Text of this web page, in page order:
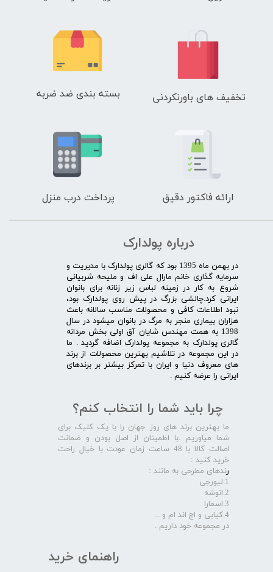
تخفیف های باورنکردنی بسته بندی ضد ضربه
ارائه فاکتور دقیق پرداخت درب منزل
درباره پولدارک
در بهمن ماه 1395 بود که گالری پولدارک با مدیریت و
سرمایه گذاری خانم مارال علی اف و ملیحه شربیانی
شروع به کار در زمینه لباس زیر زنانه برای بانوان
ایرانی کرد.چالشی بزرگ در پیش روی پولدارک بود،
نبود اطلاعات کافی و محصولات مناسب سالانه باعث
هزاران بیماری منجر به مرگ در بانوان میشود در سال
1398 به همت مهندس شایان آق اولی بخش مردانه
گالری پولدارک به مجموعه پولدارک اضافه گردید . ما
در این مجموعه در تلاشیم بهترین محصولات از برند
های معروف دنیا و ایران با تمرکز بیشتر بر برندهای
ایرانی را عرضه کنیم .​​​​​​​
راهنمای خرید
چرا باید شما را انتخاب کنم؟
ما بهترین برند های روز جهان را با یک کلیک برای
شما میاوریم .با اطمینان از اصل بودن و ضمانت
اصالت کالا با 48 ساعت زمان عودت با خیال راحت
خرید کنید :
رندهای مطرحی به مانند :
1.لیورجی
2.انوشه
3.اسمارا
4.کیابی و اچ اند ام و ...
در مجموعه خود داریم .​​​​​​​